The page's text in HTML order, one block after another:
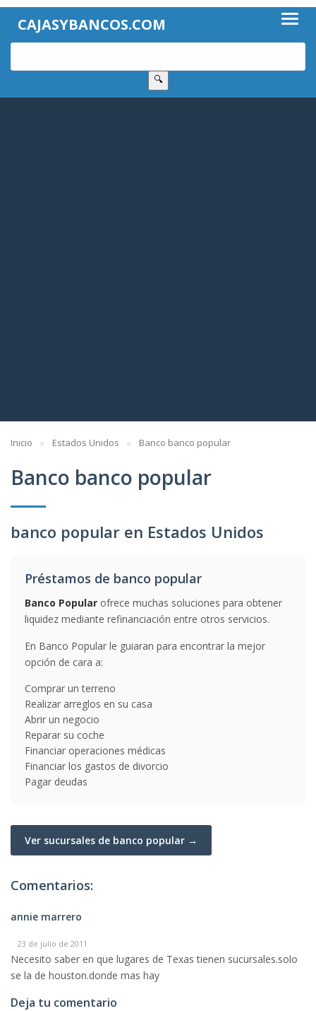
CAJASYBANCOS.COM
🔍
Inicio Estados Unidos Banco banco popular
Banco banco popular
banco popular en Estados Unidos
Préstamos de banco popular
Banco Popular ofrece muchas soluciones para obtener
liquidez mediante refinanciación entre otros servicios.
En Banco Popular le guiaran para encontrar la mejor
opción de cara a:
Comprar un terreno
Realizar arreglos en su casa
Abrir un negocio
Reparar su coche
Financiar operaciones médicas
Financiar los gastos de divorcio
Pagar deudas
Ver sucursales de banco popular →
Comentarios:
annie marrero
23 de julio de 2011
Necesito saber en que lugares de Texas tienen sucursales.solo
se la de houston.donde mas hay
Deja tu comentario